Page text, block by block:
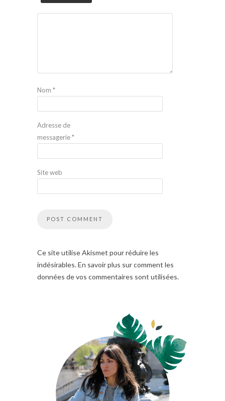
Nom *
Adresse de
messagerie*
Site web
Ce site utilise Akismet pour réduire les
indésirables. En savoir plus sur comment les
données de vos commentaires sont utilisées.